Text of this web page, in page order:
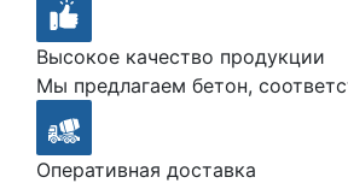
Высокое качество продукции
Мы предлагаем бетон,
Оперативная доставка